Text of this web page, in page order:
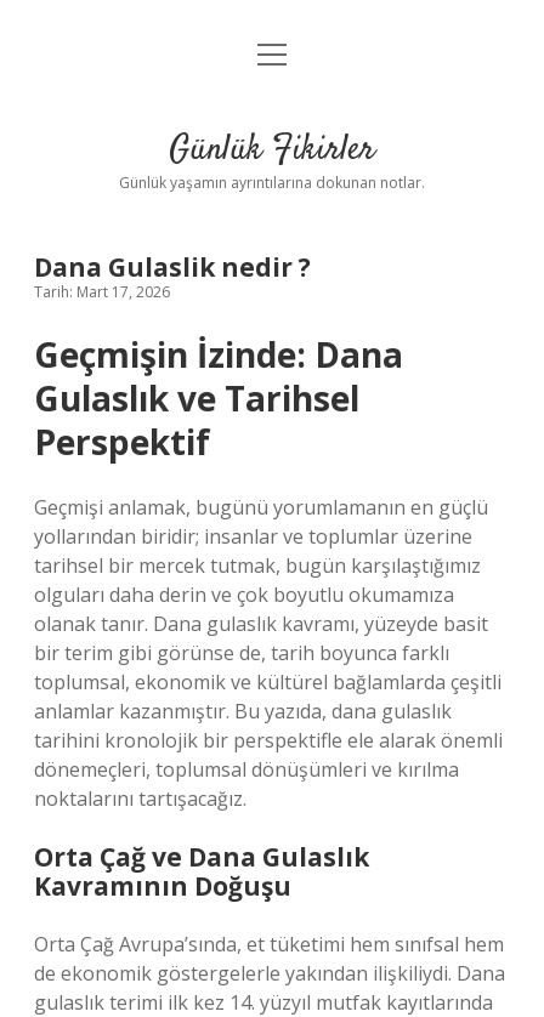
Anasayfa
Yasal Uyarı
menüyü
Günlük Fikirler
Günlük yaşamın ayrıntılarına dokunan notlar.
Dana Gulaslik nedir ?
Tarih: Mart 17, 2026
Geçmişin İzinde: Dana
Gulaslık ve Tarihsel
Perspektif
Geçmişi anlamak, bugünü yorumlamanın en güçlü
yollarından biridir; insanlar ve toplumlar üzerine
tarihsel bir mercek tutmak, bugün karşılaştığımız
olguları daha derin ve çok boyutlu okumamıza
olanak tanır. Dana gulaslık kavramı, yüzeyde basit
bir terim gibi görünse de, tarih boyunca farklı
toplumsal, ekonomik ve kültürel bağlamlarda çeşitli
anlamlar kazanmıştır. Bu yazıda, dana gulaslık
tarihini kronolojik bir perspektifle ele alarak önemli
dönemeçleri, toplumsal dönüşümleri ve kırılma
noktalarını tartışacağız.
Orta Çağ ve Dana Gulaslık
Kavramının Doğuşu
Orta Çağ Avrupa’sında, et tüketimi hem sınıfsal hem
de ekonomik göstergelerle yakından ilişkiliydi. Dana
gulaslık terimi ilk kez 14. yüzyıl mutfak kayıtlarında